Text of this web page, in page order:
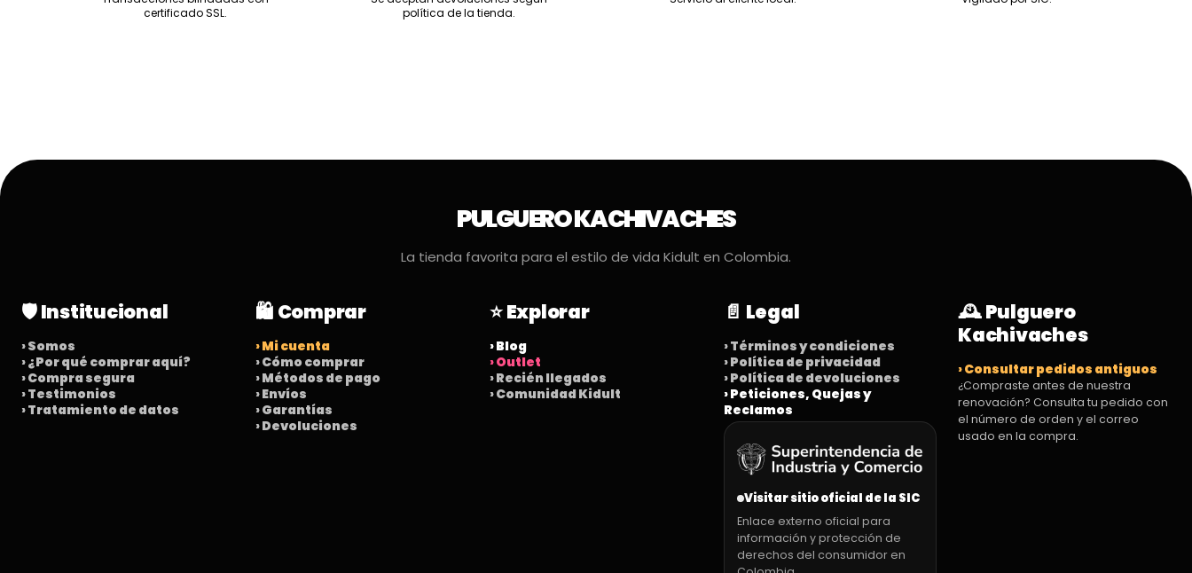
certificado SSL.
política de la tienda.
PULGUERO KACHIVACHES
La tienda favorita para el estilo de vida Kidult en Colombia.
🛡️ Institucional
› Somos
› ¿Por qué comprar aquí?
› Compra segura
› Testimonios
› Tratamiento de datos
🛍️ Comprar
› Mi cuenta
› Cómo comprar
› Métodos de pago
› Envíos
› Garantías
› Devoluciones
⭐ Explorar
› Blog
› Outlet
› Recién llegados
› Comunidad Kidult
📄 Legal
› Términos y condiciones
› Política de privacidad
› Política de devoluciones
› Peticiones, Quejas y
Reclamos
Visitar sitio oficial de la SIC
Enlace externo oficial para
información y protección de
derechos del consumidor en
🕰️ Pulguero
Kachivaches
› Consultar pedidos antiguos
¿Compraste antes de nuestra
renovación? Consulta tu pedido con
el número de orden y el correo
usado en la compra.